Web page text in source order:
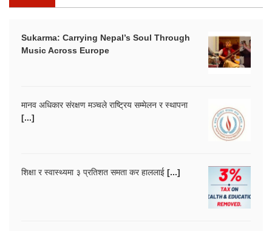
Sukarma: Carrying Nepal’s Soul Through
Music Across Europe
मानव अधिकार संरक्षण मञ्चले राष्ट्रिय सम्मेलन र स्थापना
[...]
शिक्षा र स्वास्थ्यमा ३ प्रतिशत समता कर हाललाई [...]